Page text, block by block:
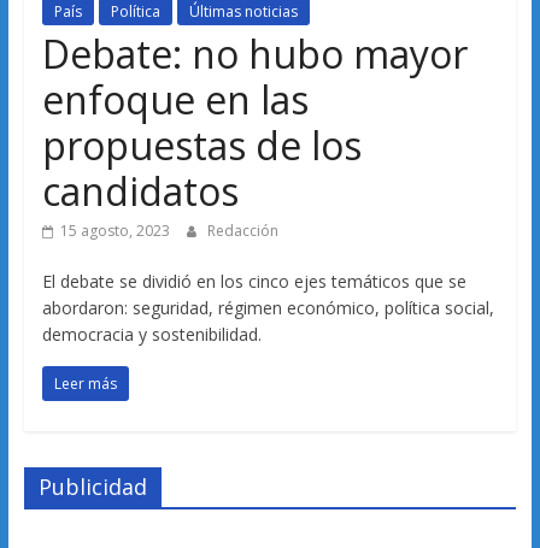
País Política Últimas noticias
Debate: no hubo mayor
enfoque en las
propuestas de los
candidatos
15 agosto, 2023 Redacción
El debate se dividió en los cinco ejes temáticos que se
abordaron: seguridad, régimen económico, política social,
democracia y sostenibilidad.
Leer más
Publicidad